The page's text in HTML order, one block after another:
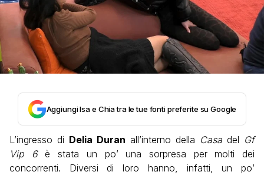
Aggiungi Isa e Chia tra le tue fonti preferite su Google
L’ingresso di Delia Duran all’interno della Casa del Gf
Vip 6è stata un po’ una sorpresa per molti dei
concorrenti. Diversi di loro hanno, infatti, un po’